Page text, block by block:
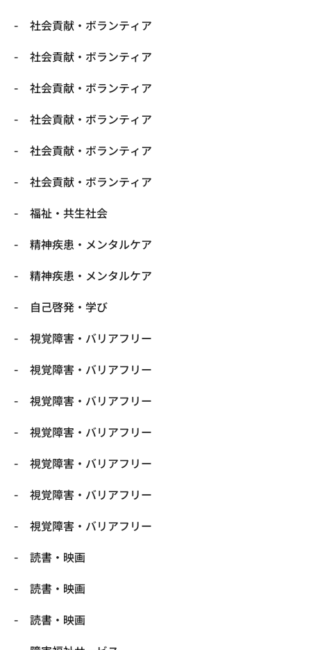
社会貢献・ボランティア
社会貢献・ボランティア
社会貢献・ボランティア
社会貢献・ボランティア
社会貢献・ボランティア
社会貢献・ボランティア
福祉・共生社会
精神疾患・メンタルケア
精神疾患・メンタルケア
自己啓発・学び
視覚障害・バリアフリー
視覚障害・バリアフリー
視覚障害・バリアフリー
視覚障害・バリアフリー
視覚障害・バリアフリー
視覚障害・バリアフリー
視覚障害・バリアフリー
読書・映画
読書・映画
読書・映画